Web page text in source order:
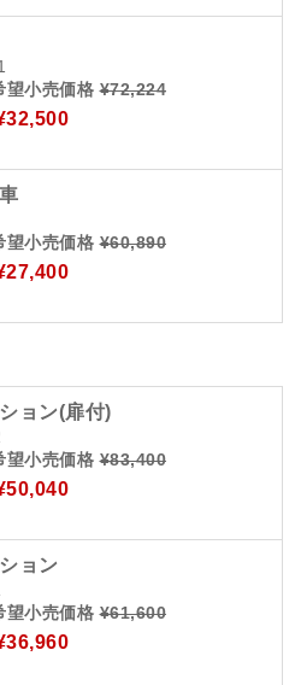
望小売価格¥72,224
望小売価格¥60,890
ョン(扉付)
望小売価格¥83,400
ョン
望小売価格¥61,600